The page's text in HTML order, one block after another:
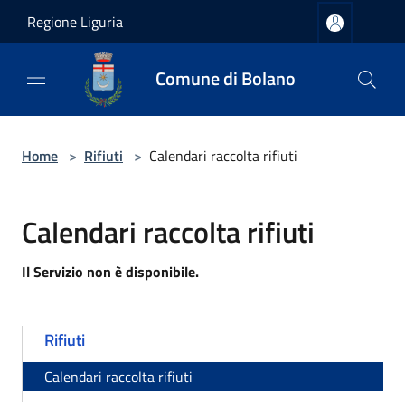
Regione Liguria
Comune di Bolano
Home > Rifiuti > Calendari raccolta rifiuti
Calendari raccolta rifiuti
Il Servizio non è disponibile.
Rifiuti
Calendari raccolta rifiuti